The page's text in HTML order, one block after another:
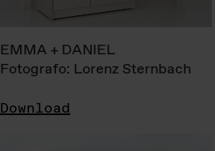
EMMA + DANIEL
Fotografo: Lorenz Sternbach
Download